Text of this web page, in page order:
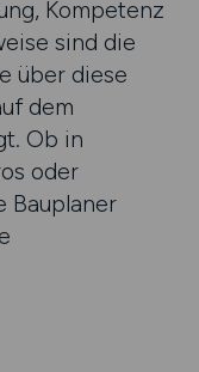
Kompetenz
sind die
über diese
dem
Ob in
oder
Bauplaner